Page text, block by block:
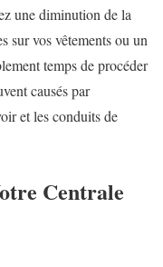
une diminution de la
sur vos vêtements ou un
temps de procéder
causés par
et les conduits de
Centrale